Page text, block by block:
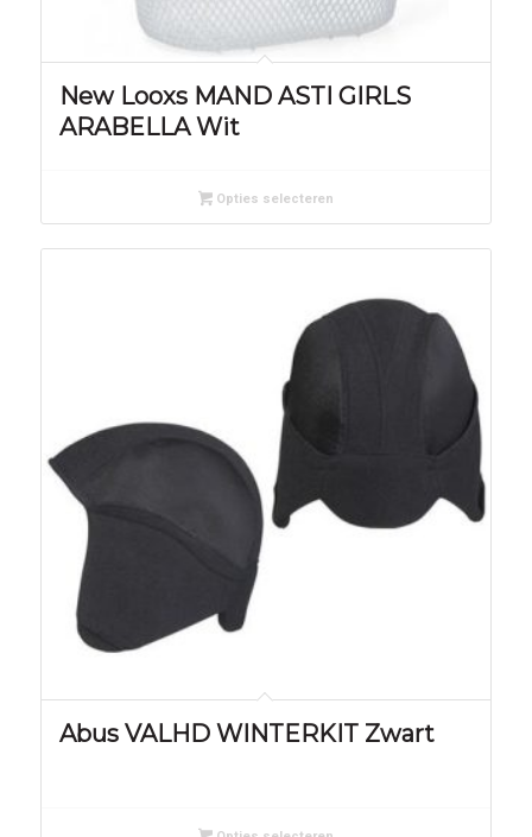
New Looxs MAND ASTI GIRLS
ARABELLA Wit
Opties selecteren
Abus VALHD WINTERKIT Zwart